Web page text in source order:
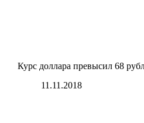
Курс доллара превысил 68
11.11.2018